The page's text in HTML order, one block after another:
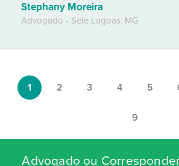
Stephany Moreira
Advogado - Sete Lagoas, MG
1 2 3 4 5
9
Advogado ou